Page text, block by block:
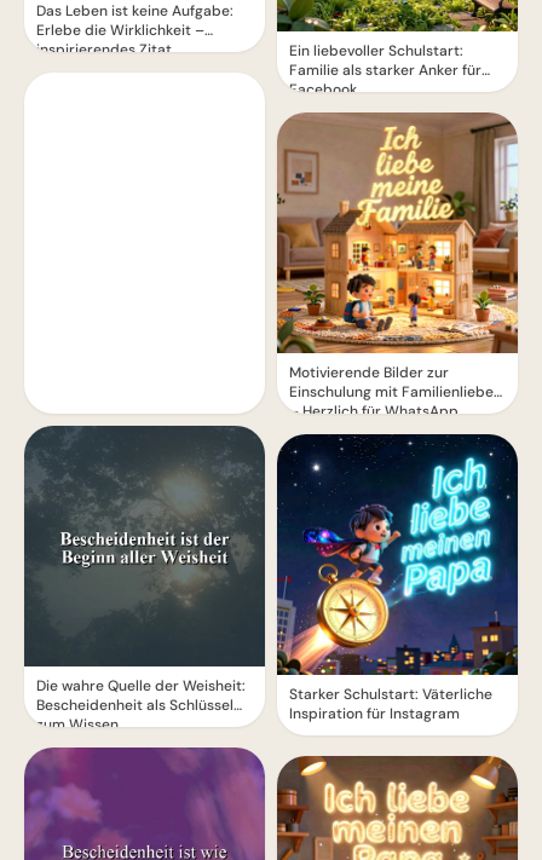
Das Leben ist keine Aufgabe:
Erlebe die Wirklichkeit –
inspirierendes Zitat
Die wahre Quelle der Weisheit:
Bescheidenheit als Schlüssel
zum Wissen
Ein liebevoller Schulstart:
Familie als starker Anker für
Facebook
Motivierende Bilder zur
Einschulung mit Familienliebe
– Herzlich für WhatsApp
Starker Schulstart: Väterliche
Inspiration für Instagram